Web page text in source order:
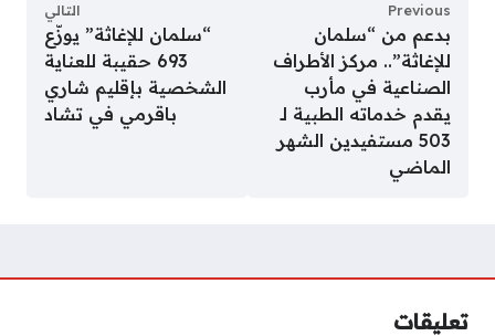
Previous
بدعم من “سلمان
للإغاثة”.. مركز الأطراف
الصناعية في مأرب
يقدم خدماته الطبية لـ
503 مستفيدين الشهر
الماضي
التالي
“سلمان للإغاثة” يوزّع
693 حقيبة للعناية
الشخصية بإقليم شاري
باقرمي في تشاد
تعليقات